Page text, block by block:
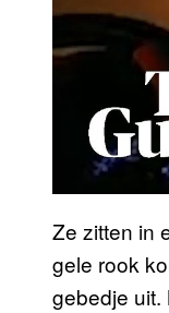
Ze zitten in
gele rook
gebedje